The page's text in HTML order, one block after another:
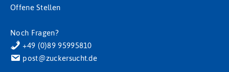
Offene Stellen
Noch Fragen?
+49 (0)89 95995810
post@zuckersucht.de